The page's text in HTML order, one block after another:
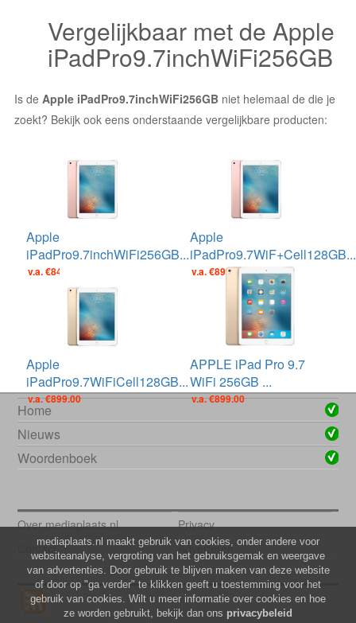
Vergelijkbaar met de Apple
iPadPro9.7inchWiFi256GB
Is de Apple iPadPro9.7inchWiFi256GB niet helemaal de die je
zoekt? Bekijk ook eens onderstaande vergelijkbare producten:
Apple
iPadPro9.7inchWiFi256GB...
v.a. €849.00
Apple
iPadPro9.7WiF+Cell128GB...
v.a. €899.00
Apple
iPadPro9.7WiFiCell128GB...
v.a. €899.00
APPLE iPad Pro 9.7
WiFi 256GB ...
v.a. €899.00
Home
Nieuws
Woordenboek
Over mediaplaats.nl
Privacy
Contact
Adverteren
mediaplaats.nl maakt gebruik van cookies, onder andere voor
websiteanalyse, vergroting van het gebruiksgemak en weergave
van advertenties. Door gebruik te blijven maken van deze website
of door op "ga verder" te klikken geeft u toestemming voor het
gebruik van cookies. Wilt u meer informatie over cookies en hoe
ze worden gebruikt, bekijk dan ons privacybeleid